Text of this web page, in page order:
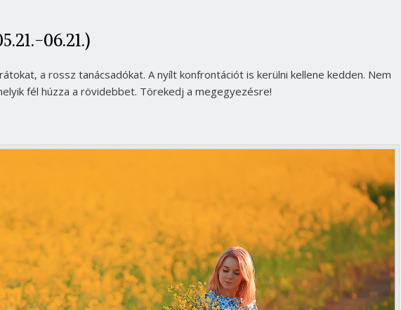
06.21.)
a rossz tanácsadókat. A nyílt konfrontációt is kerülni kellene kedden. Nem
fél húzza a rövidebbet. Törekedj a megegyezésre!